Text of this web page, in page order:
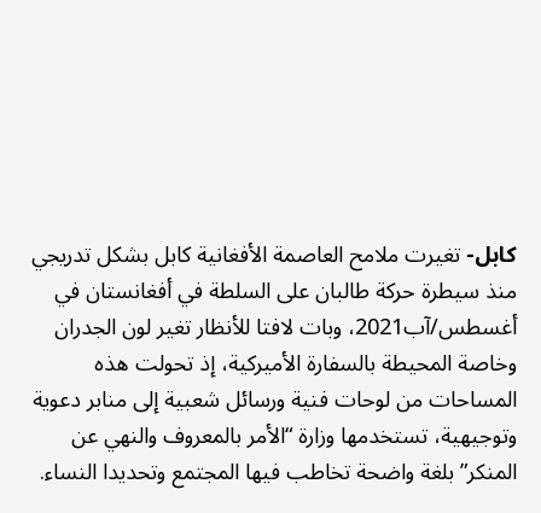
كابل-تغيرت ملامح العاصمة الأفغانية كابل بشكل تدريجي
منذ سيطرة حركة طالبان على السلطة في أفغانستان في
أغسطس/آب2021، وبات لافتا للأنظار تغير لون الجدران
وخاصة المحيطة بالسفارة الأميركية، إذ تحولت هذه
المساحات من لوحات فنية ورسائل شعبية إلى منابر دعوية
وتوجيهية، تستخدمها وزارة “الأمر بالمعروف والنهي عن
المنكر” بلغة واضحة تخاطب فيها المجتمع وتحديدا النساء.